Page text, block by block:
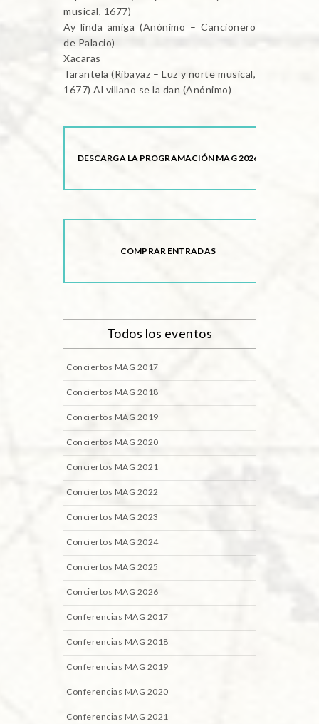
musical, 1677)
Ay linda amiga (Anónimo – Cancionero
de Palacio)
Xacaras
Tarantela (Ribayaz – Luz y norte musical,
1677) Al villano se la dan (Anónimo)
DESCARGA LA PROGRAMACIÓN MAG 2026
COMPRAR ENTRADAS
Todos los eventos
Conciertos MAG 2017
Conciertos MAG 2018
Conciertos MAG 2019
Conciertos MAG 2020
Conciertos MAG 2021
Conciertos MAG 2022
Conciertos MAG 2023
Conciertos MAG 2024
Conciertos MAG 2025
Conciertos MAG 2026
Conferencias MAG 2017
Conferencias MAG 2018
Conferencias MAG 2019
Conferencias MAG 2020
Conferencias MAG 2021